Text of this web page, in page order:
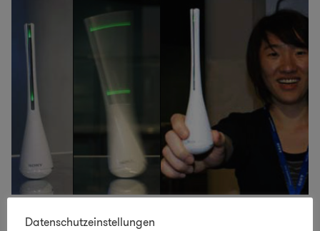
Eco-Fernbedienung
Datenschutzeinstellungen